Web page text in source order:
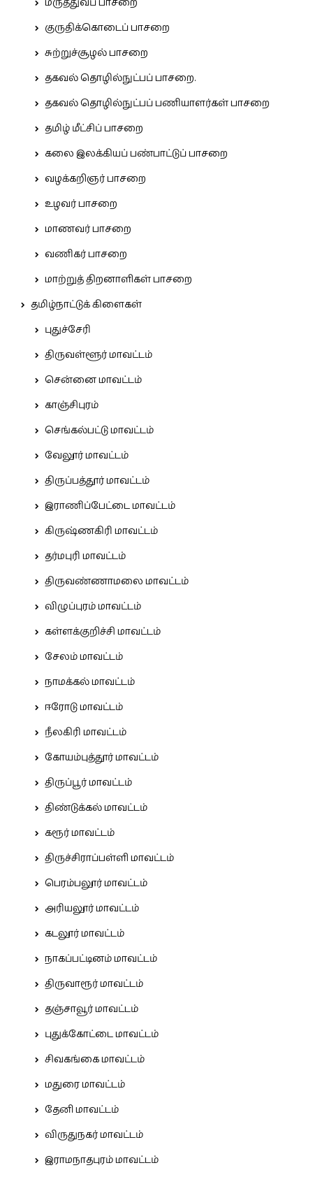
குருதிக்கொடைப் பாசறை
சுற்றுச்சூழல் பாசறை
தகவல் தொழில்நுட்பப் பாசறை.
தகவல் தொழில்நுட்பப் பணியாளர்கள் பாசறை
தமிழ் மீட்சிப் பாசறை
கலை இலக்கியப் பண்பாட்டுப் பாசறை
வழக்கறிஞர் பாசறை
உழவர் பாசறை
மாணவர் பாசறை
வணிகர் பாசறை
மாற்றுத் திறனாளிகள் பாசறை
தமிழ்நாட்டுக் கிளைகள்
புதுச்சேரி
திருவள்ளூர் மாவட்டம்
சென்னை மாவட்டம்
காஞ்சிபுரம்
செங்கல்பட்டு மாவட்டம்
வேலூர் மாவட்டம்
திருப்பத்தூர் மாவட்டம்
இராணிப்பேட்டை மாவட்டம்
கிருஷ்ணகிரி மாவட்டம்
தர்மபுரி மாவட்டம்
திருவண்ணாமலை மாவட்டம்
விழுப்புரம் மாவட்டம்
கள்ளக்குறிச்சி மாவட்டம்
சேலம் மாவட்டம்
நாமக்கல் மாவட்டம்
ஈரோடு மாவட்டம்
நீலகிரி மாவட்டம்
கோயம்புத்தூர் மாவட்டம்
திருப்பூர் மாவட்டம்
திண்டுக்கல் மாவட்டம்
கரூர் மாவட்டம்
திருச்சிராப்பள்ளி மாவட்டம்
பெரம்பலூர் மாவட்டம்
அரியலூர் மாவட்டம்
கடலூர் மாவட்டம்
நாகப்பட்டினம் மாவட்டம்
திருவாரூர் மாவட்டம்
தஞ்சாவூர் மாவட்டம்
புதுக்கோட்டை மாவட்டம்
சிவகங்கை மாவட்டம்
மதுரை மாவட்டம்
தேனி மாவட்டம்
விருதுநகர் மாவட்டம்
இராமநாதபுரம் மாவட்டம்